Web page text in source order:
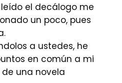
el decálogo me
un poco, pues
a ustedes, he
en común a mi
una novela